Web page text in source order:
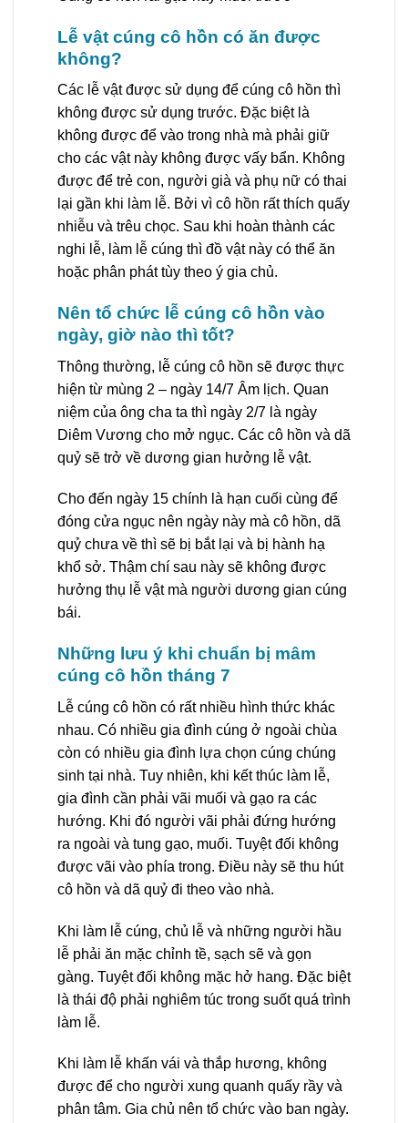
Lễ vật cúng cô hồn có ăn được
không?
Các lễ vật được sử dụng để cúng cô hồn thì
không được sử dụng trước. Đặc biệt là
không được để vào trong nhà mà phải giữ
cho các vật này không được vấy bẩn. Không
được để trẻ con, người già và phụ nữ có thai
lại gần khi làm lễ. Bởi vì cô hồn rất thích quấy
nhiễu và trêu chọc. Sau khi hoàn thành các
nghi lễ, làm lễ cúng thì đồ vật này có thể ăn
hoặc phân phát tùy theo ý gia chủ.
Nên tổ chức lễ cúng cô hồn vào
ngày, giờ nào thì tốt?
Thông thường, lễ cúng cô hồn sẽ được thực
hiện từ mùng 2 – ngày 14/7 Âm lịch. Quan
niệm của ông cha ta thì ngày 2/7 là ngày
Diêm Vương cho mở ngục. Các cô hồn và dã
quỷ sẽ trở về dương gian hưởng lễ vật.
Cho đến ngày 15 chính là hạn cuối cùng để
đóng cửa ngục nên ngày này mà cô hồn, dã
quỷ chưa về thì sẽ bị bắt lại và bị hành hạ
khổ sở. Thậm chí sau này sẽ không được
hưởng thụ lễ vật mà người dương gian cúng
bái.
Những lưu ý khi chuẩn bị mâm
cúng cô hồn tháng 7
Lễ cúng cô hồn có rất nhiều hình thức khác
nhau. Có nhiều gia đình cúng ở ngoài chùa
còn có nhiều gia đình lựa chọn cúng chúng
sinh tại nhà. Tuy nhiên, khi kết thúc làm lễ,
gia đình cần phải vãi muối và gạo ra các
hướng. Khi đó người vãi phải đứng hướng
ra ngoài và tung gạo, muối. Tuyệt đối không
được vãi vào phía trong. Điều này sẽ thu hút
cô hồn và dã quỷ đi theo vào nhà.
Khi làm lễ cúng, chủ lễ và những người hầu
lễ phải ăn mặc chỉnh tề, sạch sẽ và gọn
gàng. Tuyệt đối không mặc hở hang. Đặc biệt
là thái độ phải nghiêm túc trong suốt quá trình
làm lễ.
Khi làm lễ khấn vái và thắp hương, không
được để cho người xung quanh quấy rầy và
phân tâm. Gia chủ nên tổ chức vào ban ngày.